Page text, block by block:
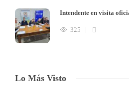
Intendente en visita
325
Lo Más Visto